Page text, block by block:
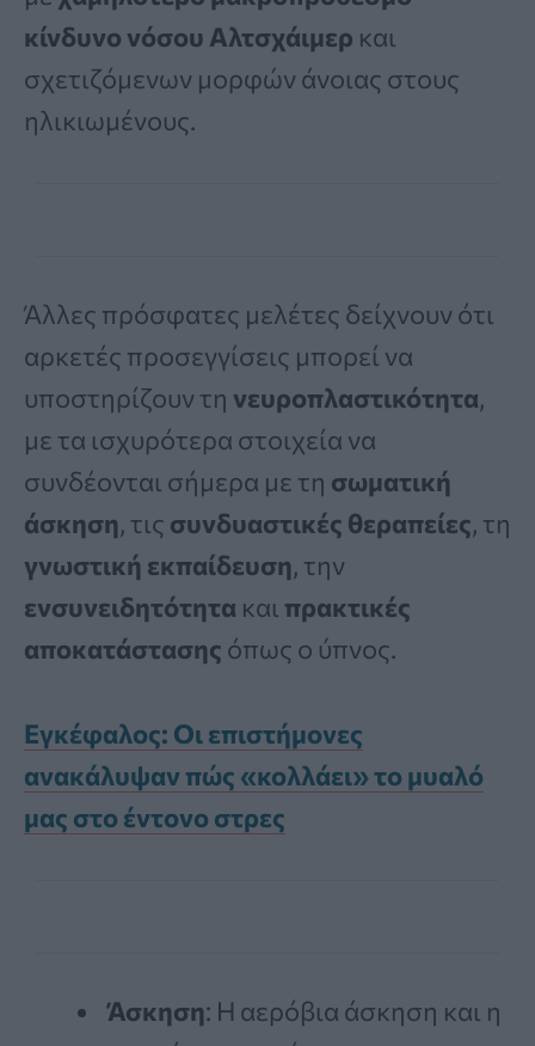
κίνδυνο νόσου Αλτσχάιμερ και
σχετιζόμενων μορφών άνοιας στους
ηλικιωμένους.
Άλλες πρόσφατες μελέτες δείχνουν ότι
αρκετές προσεγγίσεις μπορεί να
υποστηρίζουν τη νευροπλαστικότητα,
με τα ισχυρότερα στοιχεία να
συνδέονται σήμερα με τη σωματική
άσκηση, τις συνδυαστικές θεραπείες, τη
γνωστική εκπαίδευση, την
ενσυνειδητότητα και πρακτικές
αποκατάστασης όπως ο ύπνος.
Εγκέφαλος: Οι επιστήμονες
ανακάλυψαν πώς «κολλάει» το μυαλό
μας στο έντονο στρες
Άσκηση: Η αερόβια άσκηση και η